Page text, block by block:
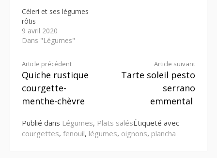
Céleri et ses légumes
rôtis
9 avril 2020
Dans "Légumes"
Lire
la
suite
Article précédent
Quiche rustique
courgette-
menthe-chèvre
Article suivant
Tarte soleil pesto
serrano
emmental
Publié dans Légumes, Plats salésÉtiqueté avec
courgettes, fenouil, légumes, oignons, plancha